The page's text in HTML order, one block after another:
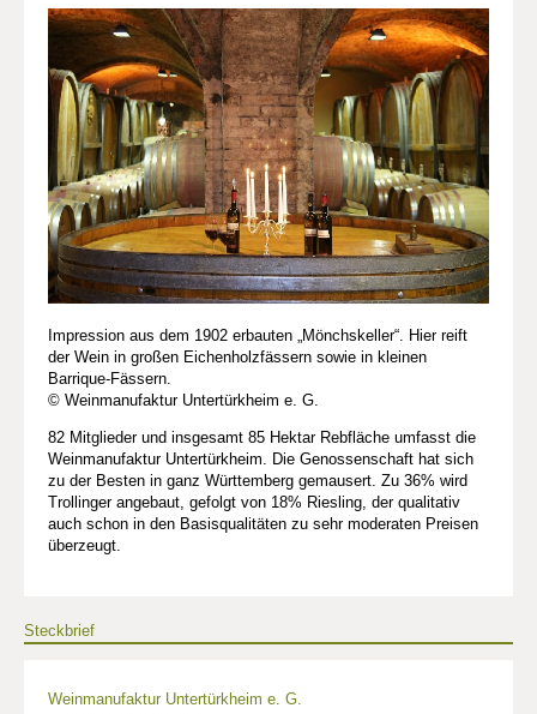
Impression aus dem 1902 erbauten „Mönchskeller“. Hier reift
der Wein in großen Eichenholzfässern sowie in kleinen
Barrique-Fässern.
© Weinmanufaktur Untertürkheim e. G.
82 Mitglieder und insgesamt 85 Hektar Rebfläche umfasst die
Weinmanufaktur Untertürkheim. Die Genossenschaft hat sich
zu der Besten in ganz Württemberg gemausert. Zu 36% wird
Trollinger angebaut, gefolgt von 18% Riesling, der qualitativ
auch schon in den Basisqualitäten zu sehr moderaten Preisen
überzeugt.
Steckbrief
Weinmanufaktur Untertürkheim e. G.